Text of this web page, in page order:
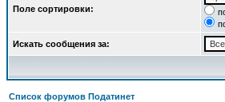
Поле сортировки:
Искать сообщения за:
Список форумов Податинет